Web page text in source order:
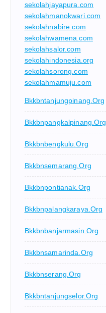
sekolahjayapura.com
sekolahmanokwari.com
sekolahnabire.com
sekolahwamena.com
sekolahsalor.com
sekolahindonesia.org
sekolahsorong.com
sekolahmamuju.com
Bkkbntanjungpinang.org
Bkkbnpangkalpinang.org
Bkkbnbengkulu.org
Bkkbnsemarang.org
Bkkbnpontianak.org
Bkkbnpalangkaraya.org
Bkkbnbanjarmasin.org
Bkkbnsamarinda.org
Bkkbnserang.org
Bkkbntanjungselor.org